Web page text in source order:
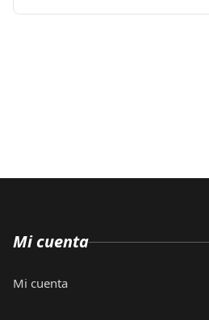
Mi cuenta
Mi cuenta